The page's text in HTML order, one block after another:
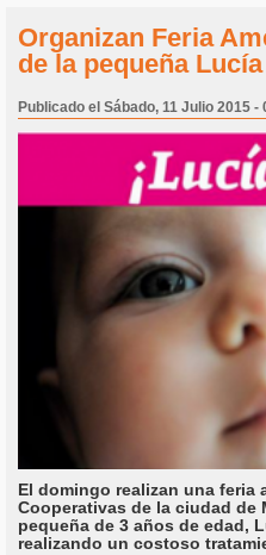
Organizan Feria
de la pequeña
Publicado el Sábado, 11 Julio 2015 -
El domingo realizan una feria
Cooperativas de la ciudad de
pequeña de 3 años de edad,
realizando un costoso